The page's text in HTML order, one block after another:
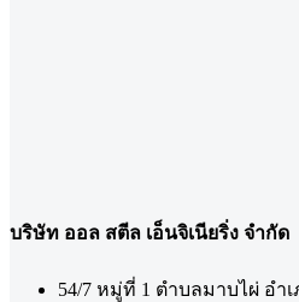
บริษัท ออล สตีล เอ็นจิเนียริ่ง จำกัด
54/7 หมู่ที่ 1 ตำบลมาบไผ่ อำ